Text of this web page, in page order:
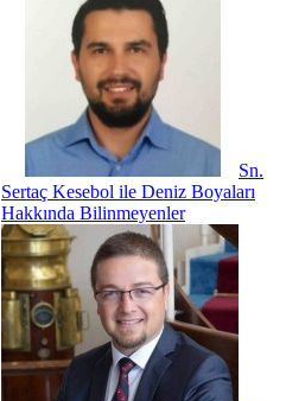
Sn.
Sertaç Kesebol ile Deniz Boyaları
Hakkında Bilinmeyenler